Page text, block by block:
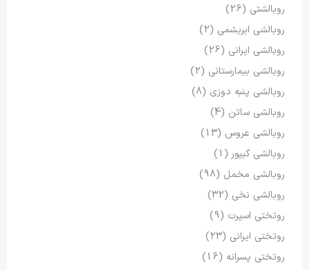
روبالشتی (26)
روبالشی ابریشمی (2)
روبالشی ایرانی (26)
روبالشی بیمارستانی (2)
روبالشی پنبه دوزی (8)
روبالشی ساتن (4)
روبالشی عروس (13)
روبالشی گیپور(1)
روبالشی مخمل (98)
روبالشی نخی (32)
روتختی اسپرت (9)
روتختی ایرانی (23)
روتختی پسرانه (16)